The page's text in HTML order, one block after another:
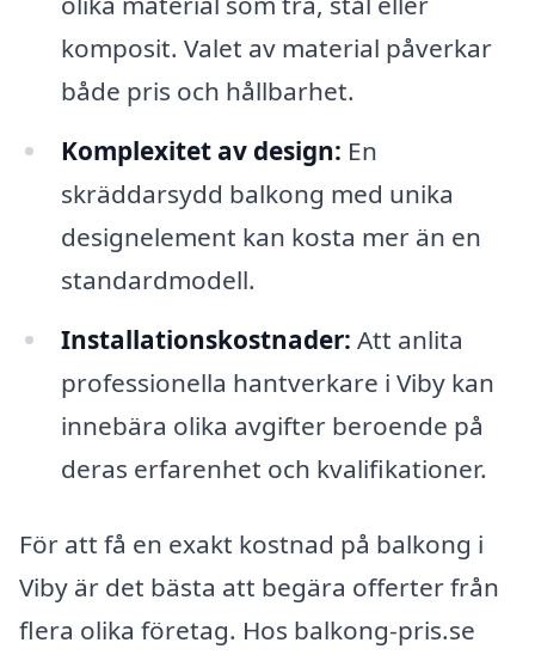
komposit. Valet av material påverkar
både pris och hållbarhet.
Komplexitet av design: En
skräddarsydd balkong med unika
designelement kan kosta mer än en
standardmodell.
Installationskostnader: Att anlita
professionella hantverkare i Viby kan
innebära olika avgifter beroende på
deras erfarenhet och kvalifikationer.
För att få en exakt kostnad på balkong i
Viby är det bästa att begära offerter från
flera olika företag. Hos balkong-pris.se